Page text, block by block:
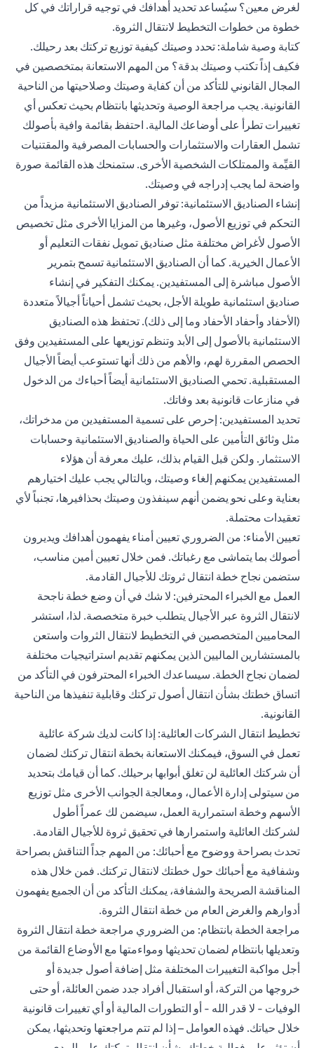
لغرض معين؟ سيُساعد تحديد أهدافك في توجيه قراراتك في كل
خطوة من خطوات التخطيط لانتقال الثروة.
كتابة وصية شاملة: تحدد وصيتك كيفية توزيع تركتك بعد رحيلك.
فكيف إذاً تكتب وصيتك بدقة؟ من المهم الاستعانة بمتخصصين في
المجال القانوني للتأكد من أن كفاية وصيتك وصلاحيتها من الناحية
القانونية. يجب مراجعة الوصية وتحديثها بانتظام بحيث تعكس أي
تغييرات تطرأ على أوضاعك المالية. احتفظ بقائمة وافية بأصولك
تشمل العقارات والاستثمارات والحسابات المصرفية والمقتنيات
القيِّمة والممتلكات الشخصية الأخرى. ستمنحك هذه القائمة صورة
واضحة لما يجب إدراجه في وصيتك.
إنشاء الصناديق الاستئمانية: توفر الصناديق الاستئمانية مزيداً من
التحكم في توزيع الأصول، وغيرها من المزايا الأخرى مثل تخصيص
الأصول لأغراض مختلفة مثل صناديق تمويل نفقات التعليم أو
الأعمال الخيرية. كما أن الصناديق الاستئمانية تسمح بتمرير
الأصول مباشرة إلى المستفيدين. يمكنك التفكير في إنشاء
صناديق استئمانية طويلة الأجل، بحيث تشمل أحياناً أجيالاً متعددة
(الأحفاد وأحفاد الأحفاد وما إلى ذلك). تحتفظ هذه الصناديق
الاستئمانية بالأصول إلى الأبد وتنظم توزيعها على المستفيدين وفق
الحصص المقررة لهم، والأهم من ذلك أنها تستوعب أيضاً الأجيال
المستقبلية. تحمي الصناديق الاستئمانية أيضاً أحباءك من الدخول
في منازعات قانونية بعد وفاتك.
تحديد المستفيدين: إحرص على تسمية المستفيدين من مدخراتك،
مثل وثائق التأمين على الحياة والصناديق الاستئمانية وحسابات
الاستثمار. ولكن قبل القيام بذلك، عليك معرفة أن هؤلاء
المستفيدين يمكنهم إلغاء وصيتك، وبالتالي يجب عليك اختيارهم
بعناية وعلى نحو يضمن أنهم سينفذون وصيتك بحذافيرها، تجنباً لأي
تعقيدات محتملة.
تعيين الأمناء: من الضروري تعيين أمناء يفهمون أهدافك ويديرون
أصولك بما يتماشى مع رغباتك. فمن خلال تعيين أمين مناسب،
ستضمن نجاح خطة انتقال ثروتك للأجيال القادمة.
العمل مع الخبراء المحترفين: لا شك في أن وضع خطة ناجحة
لانتقال الثروة عبر الأجيال يتطلب خبرة متخصصة. لذا، استشر
المحاميين المتخصصين في التخطيط لانتقال الثروات واستعن
بالمستشارين الماليين الذين يمكنهم تقديم استراتيجيات مختلفة
لضمان نجاح الخطة. سيساعدك الخبراء المحترفون في التأكد من
اتساق خطتك بشأن انتقال أصول تركتك وقابلية تنفيذها من الناحية
القانونية.
تخطيط انتقال الشركات العائلية: إذا كانت لديك شركة عائلية
تعمل في السوق، فيمكنك الاستعانة بخطة انتقال تركتك لضمان
أن شركتك العائلية لن تغلق أبوابها برحيلك. كما أن قيامك بتحديد
من سيتولى إدارة الأعمال، ومعالجة الجوانب الأخرى مثل توزيع
الأسهم وخطة استمرارية العمل، سيضمن لك عمراً أطول
لشركتك العائلية واستمرارها في تحقيق ثروة للأجيال القادمة.
تحدث بصراحة ووضوح مع أحبائك: من المهم جداً التناقش بصراحة
وشفافية مع أحبائك حول خطتك لانتقال تركتك. فمن خلال هذه
المناقشة الصريحة والشفافة، يمكنك التأكد من أن الجميع يفهمون
أدوارهم والغرض العام من خطة انتقال الثروة.
مراجعة الخطة بانتظام: من الضروري مراجعة خطة انتقال الثروة
وتعديلها بانتظام لضمان تحديثها ومواءمتها مع الأوضاع القائمة من
أجل مواكبة التغييرات المختلفة مثل إضافة أصول جديدة أو
خروجها من التركة، أو استقبال أفراد جدد ضمن العائلة، أو حتى
الوفيات - لا قدر الله - أو التطورات المالية أو أي تغييرات قانونية
خلال حياتك. فهذه العوامل – إذا لم تتم مراجعتها وتحديثها، يمكن